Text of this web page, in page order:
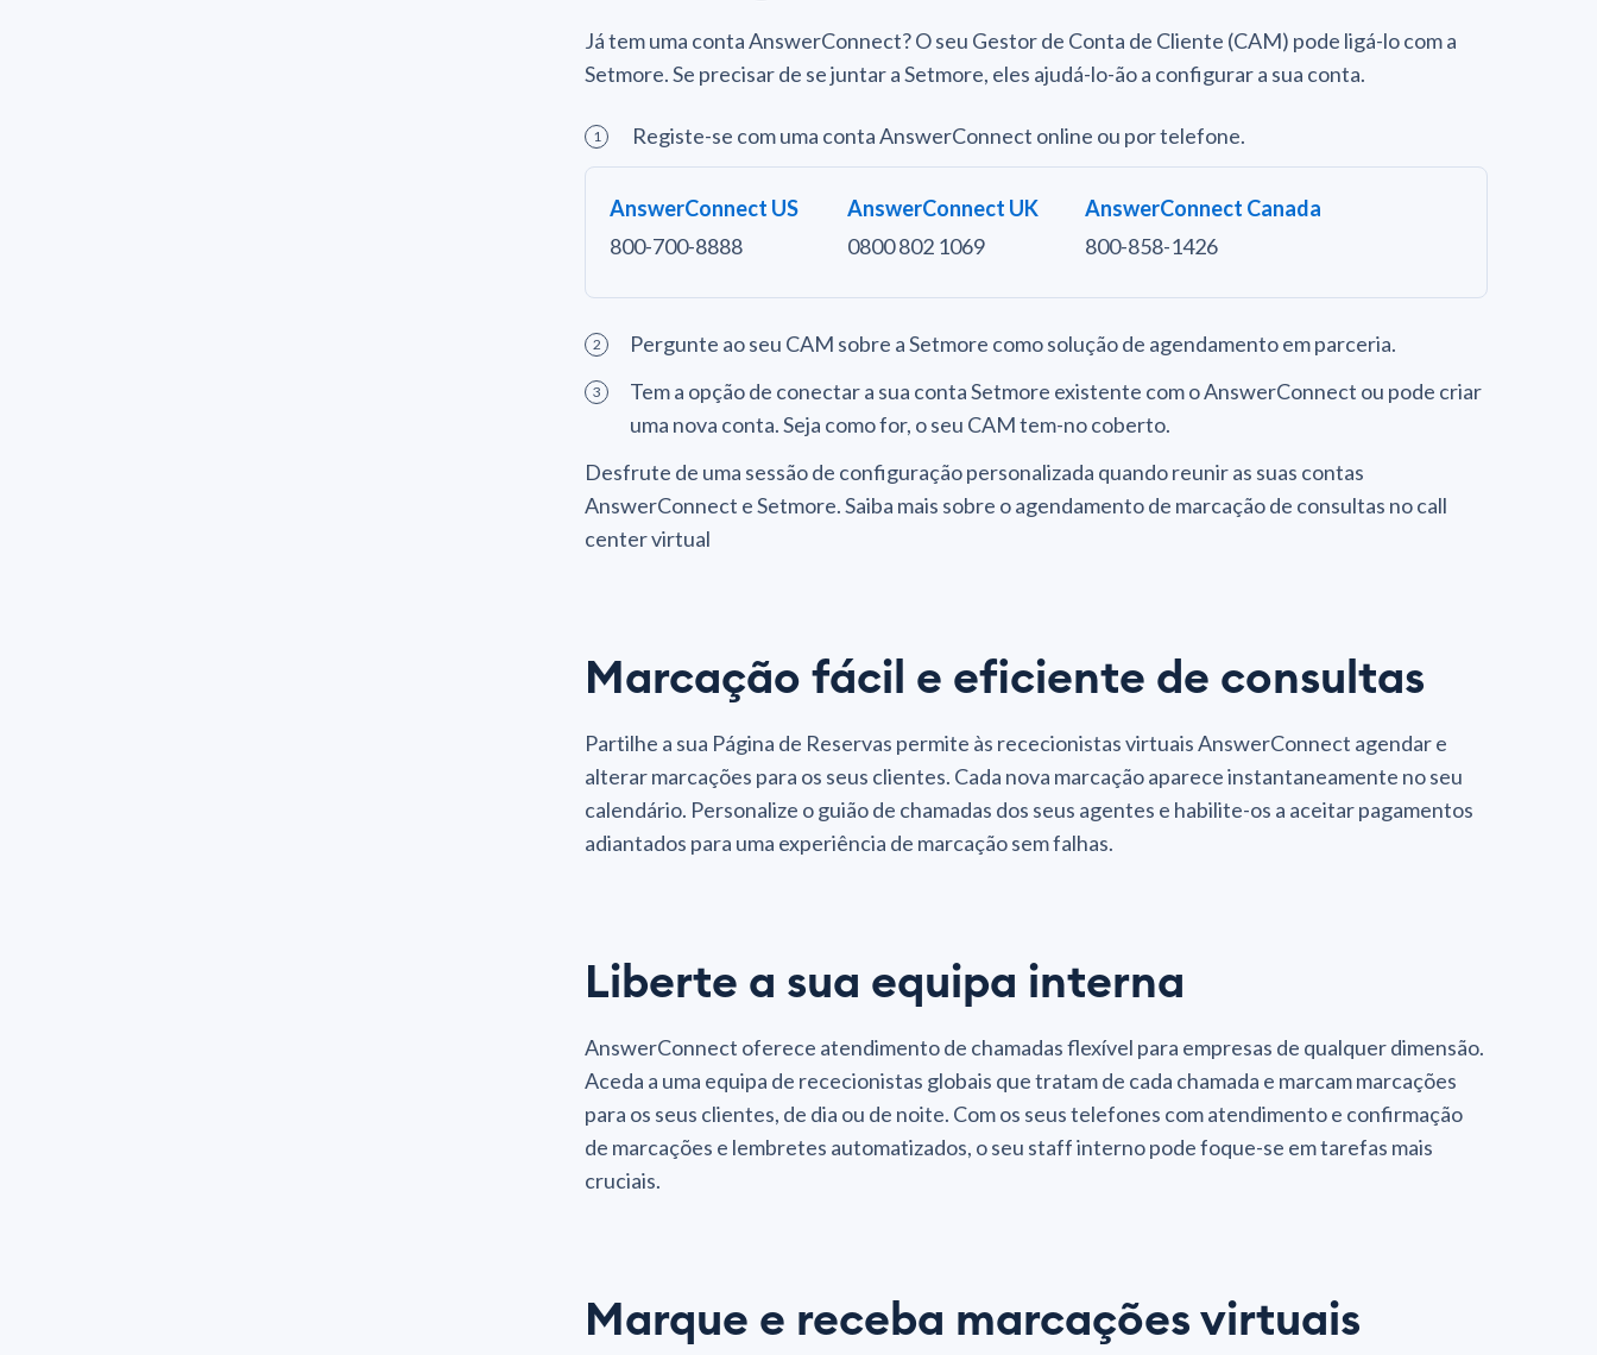
Já tem uma conta AnswerConnect? O seu Gestor de Conta de Cliente (CAM) pode ligá-lo com a
Setmore. Se precisar de se juntar a Setmore, eles ajudá-lo-ão a configurar a sua conta.
Registe-se com uma conta AnswerConnect online ou por telefone.
AnswerConnect US
800-700-8888
AnswerConnect UK
0800 802 1069
AnswerConnect Canada
800-858-1426
Pergunte ao seu CAM sobre a Setmore como solução de agendamento em parceria.
Tem a opção de conectar a sua conta Setmore existente com o AnswerConnect ou pode criar
uma nova conta. Seja como for, o seu CAM tem-no coberto.
Desfrute de uma sessão de configuração personalizada quando reunir as suas contas
AnswerConnect e Setmore. Saiba mais sobre o agendamento de marcação de consultas no call
center virtual
Marcação fácil e eficiente de consultas
Partilhe a sua Página de Reservas permite às rececionistas virtuais AnswerConnect agendar e
alterar marcações para os seus clientes. Cada nova marcação aparece instantaneamente no seu
calendário. Personalize o guião de chamadas dos seus agentes e habilite-os a aceitar pagamentos
adiantados para uma experiência de marcação sem falhas.
Liberte a sua equipa interna
AnswerConnect oferece atendimento de chamadas flexível para empresas de qualquer dimensão.
Aceda a uma equipa de rececionistas globais que tratam de cada chamada e marcam marcações
para os seus clientes, de dia ou de noite. Com os seus telefones com atendimento e confirmação
de marcações e lembretes automatizados, o seu staff interno pode foque-se em tarefas mais
cruciais.
Marque e receba marcações virtuais